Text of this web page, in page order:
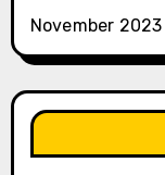
November 2023